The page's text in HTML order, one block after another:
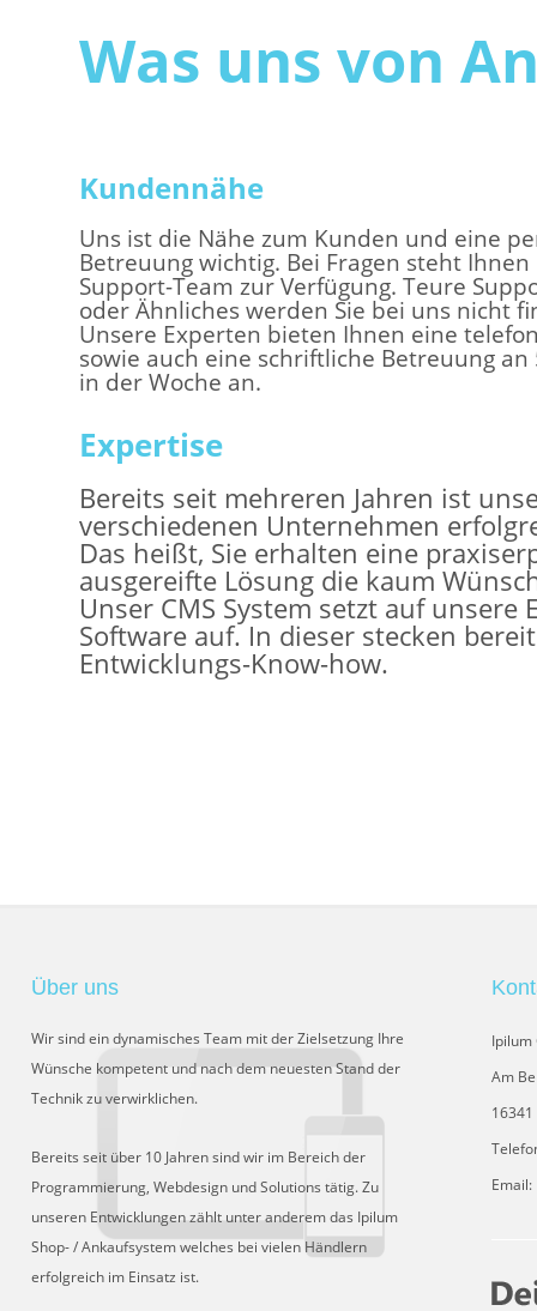
Was uns von
Kundennähe
Uns ist die Nähe zum Kunden und eine
Betreuung wichtig. Bei Fragen steht
Support-Team zur Verfügung. Teure
oder Ähnliches werden Sie bei uns nicht
Unsere Experten bieten Ihnen eine
sowie auch eine schriftliche Betreuung an
in der Woche an.
Expertise
Bereits seit mehreren Jahren ist
verschiedenen Unternehmen
Das heißt, Sie erhalten eine
ausgereifte Lösung die kaum
Unser CMS System setzt auf unsere
Software auf. In dieser stecken
Entwicklungs-Know-how.
Über uns
Wir sind ein dynamisches Team mit der Zielsetzung Ihre
Wünsche kompetent und nach dem neuesten Stand der
Technik zu verwirklichen.
Bereits seit über 10 Jahren sind wir im Bereich der
Programmierung, Webdesign und Solutions tätig. Zu
unseren Entwicklungen zählt unter anderem das Ipilum
Shop- / Ankaufsystem welches bei vielen Händlern
erfolgreich im Einsatz ist.
Ipilum
Am